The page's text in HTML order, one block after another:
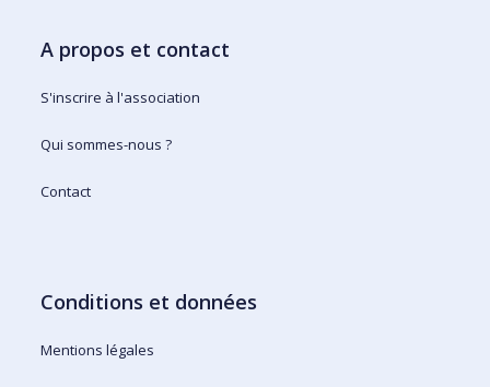
A propos et contact
S'inscrire à l'association
Qui sommes-nous ?
Contact
Conditions et données
Mentions légales